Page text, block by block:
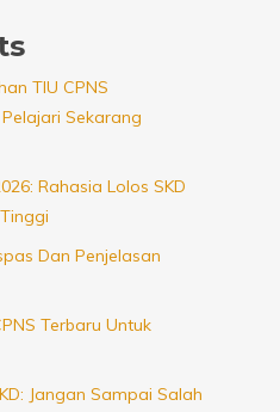
TIU CPNS
Sekarang
Rahasia Lolos SKD
Dan Penjelasan
Terbaru Untuk
Jangan Sampai Salah